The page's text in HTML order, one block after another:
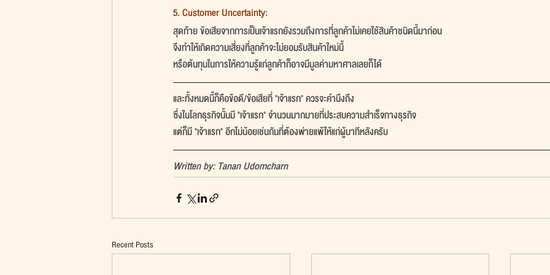
5. Customer Uncertainty:
สุดท้าย ข้อเสียจากการเป็นเจ้าแรกยังรวมถึงการที่ลูกค้าไม่เคยใช้สินค้าชนิดนี้มาก่อน
จึงทำให้เกิดความเสี่ยงที่ลูกค้าจะไม่ยอมรับสินค้าใหม่นี้
หรือต้นทุนในการให้ความรู้แก่ลูกค้าก็อาจมีมูลค่ามหาศาลเลยก็ได้
และทั้งหมดนี้ก็คือข้อดี/ข้อเสียที่ "เจ้าแรก" ควรจะคำนึงถึง
ซึ่งในโลกธุรกิจนั้นมี "เจ้าแรก" จำนวนมากมายที่ประสบความสำเร็จทางธุรกิจ
แต่ก็มี "เจ้าแรก" อีกไม่น้อยเช่นกันที่ต้องพ่ายแพ้ให้แก่ผู้มาทีหลังครับ
Written by: Tanan Udomcharn
Recent Posts